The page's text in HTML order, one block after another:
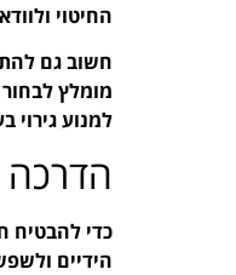
החיטוי
חשוב גם
למנוע גירוי
הדרכה
כדי להבטיח